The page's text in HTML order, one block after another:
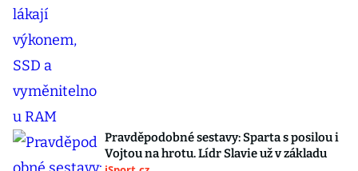
Pravděpodobné sestavy: Sparta s posilou i
Vojtou na hrotu. Lídr Slavie už v základu